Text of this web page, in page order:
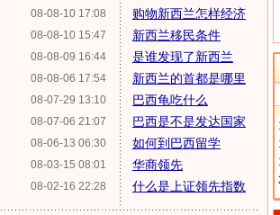
08-08-10 17:08
08-08-10 15:47
08-08-09 16:44
08-08-06 17:54
08-07-29 13:10
08-07-06 21:07
08-06-13 06:30
08-03-15 08:01
08-02-16 22:28
购物新西兰怎样经济
新西兰移民条件
是谁发现了新西兰
新西兰的首都是哪里
巴西龟吃什么
巴西是不是发达国家
如何到巴西留学
华商领先
什么是上证领先指数